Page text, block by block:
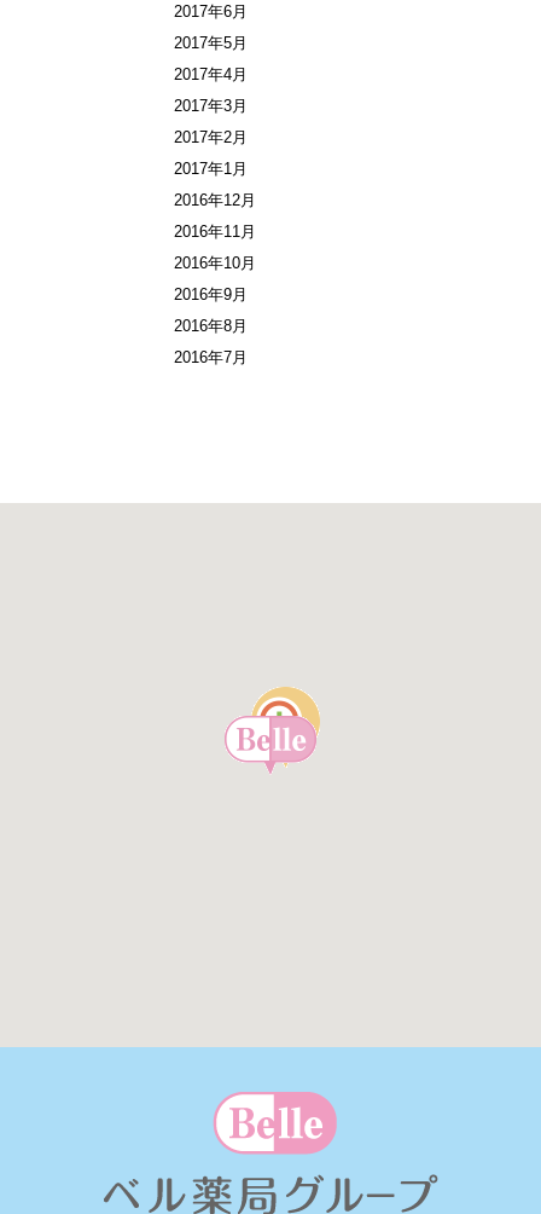
2017年6月
2017年5月
2017年4月
2017年3月
2017年2月
2017年1月
2016年12月
2016年11月
2016年10月
2016年9月
2016年8月
2016年7月